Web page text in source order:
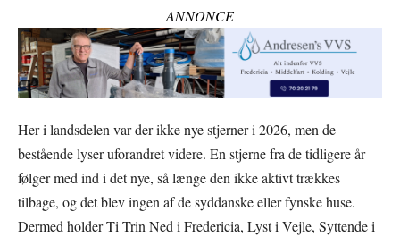
ANNONCE
Her i landsdelen var der ikke nye stjerner i 2026, men de
bestående lyser uforandret videre. En stjerne fra de tidligere år
følger med ind i det nye, så længe den ikke aktivt trækkes
tilbage, og det blev ingen af de syddanske eller fynske huse.
Dermed holder Ti Trin Ned i Fredericia, Lyst i Vejle, Syttende i